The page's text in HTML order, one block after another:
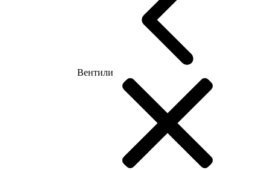
Вентили